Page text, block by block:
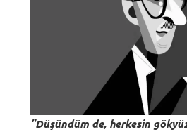
"Düşündüm de, herkesin